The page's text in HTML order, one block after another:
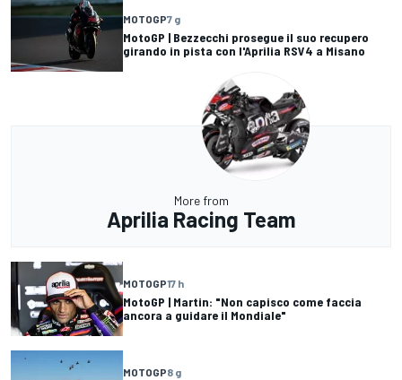
MOTOGP7 g
MotoGP | Bezzecchi prosegue il suo recupero
girando in pista con l'Aprilia RSV4 a Misano
More from
Aprilia Racing Team
MOTOGP17 h
MotoGP | Martin: "Non capisco come faccia
ancora a guidare il Mondiale"
MOTOGP8 g